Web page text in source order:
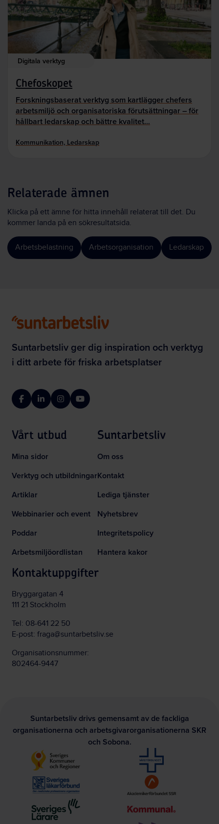
Digitala verktyg
Chefoskopet
Forskningsbaserat verktyg som kartlägger chefers
arbetsmiljö och organisatoriska förutsättningar – för
hållbart ledarskap och bättre kvalitet…
Kommunikation, Ledarskap
Relaterade ämnen
Klicka på ett ämne för hitta innehåll relaterat till det. Du
kommer landa på en sökresultatsida.
Arbetsbelastning Arbetsorganisation Ledarskap
Suntarbetsliv ger dig inspiration och verktyg
i ditt arbete för friska arbetsplatser
FacebookLinkedInInstagramYouTube
Vårt utbud
Mina sidor
Verktyg och utbildningar
Artiklar
Webbinarier och event
Poddar
Arbetsmiljöordlistan
Suntarbetsliv
Om oss
Kontakt
Lediga tjänster
Nyhetsbrev
Integritetspolicy
Hantera kakor
Kontaktuppgifter
Bryggargatan 4
111 21 Stockholm
Tel: 08-641 22 50
E-post: fraga@suntarbetsliv.se
Organisationsnummer:
802464-9447
Suntarbetsliv drivs gemensamt av de fackliga
organisationerna och arbetsgivarorganisationerna SKR
och Sobona.